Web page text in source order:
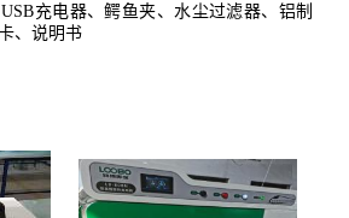
充电器、鳄鱼夹、水尘过滤器、铝制
、说明书